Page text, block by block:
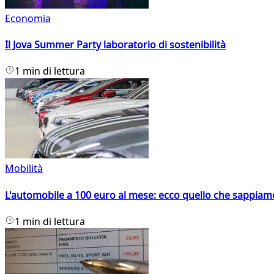
Economia
Il Jova Summer Party laboratorio di sostenibilità
1 min di lettura
Mobilità
L'automobile a 100 euro al mese: ecco quello che
1 min di lettura